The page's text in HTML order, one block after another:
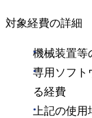
対象経費の詳細
機械装置等
専用ソフト
る経費
上記の使用